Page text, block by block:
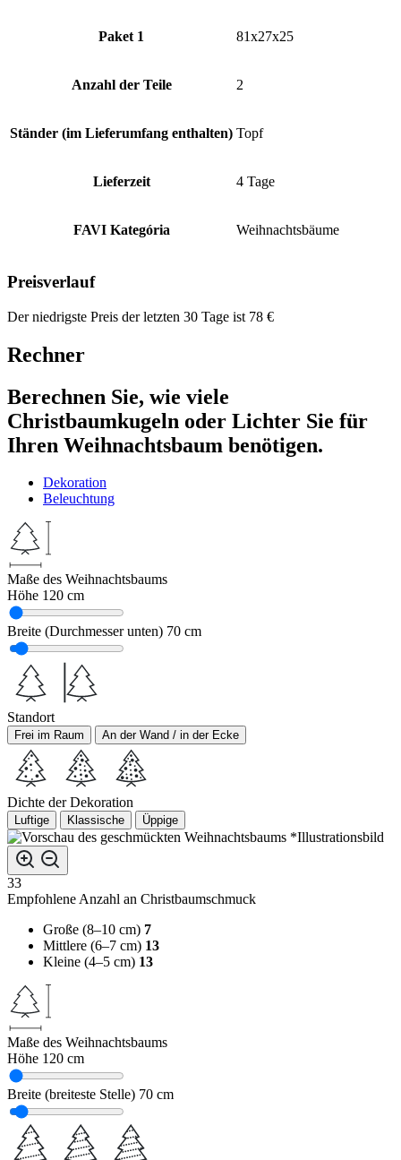
Paket 1 81x27x25
Anzahl der Teile 2
Ständer (im Lieferumfang enthalten) Topf
Lieferzeit 4 Tage
FAVI Kategória Weihnachtsbäume
Preisverlauf
Der niedrigste Preis der letzten 30 Tage ist 78 €
Rechner
Berechnen Sie, wie viele
Christbaumkugeln oder Lichter Sie für
Ihren Weihnachtsbaum benötigen.
Dekoration
Beleuchtung
Maße des Weihnachtsbaums
Höhe 120 cm
Breite (Durchmesser unten) 70 cm
Standort
Frei im Raum An der Wand / in der Ecke
Dichte der Dekoration
Luftige Klassische Üppige
*Illustrationsbild
33
Empfohlene Anzahl an Christbaumschmuck
Große (8–10 cm) 7
Mittlere (6–7 cm) 13
Kleine (4–5 cm) 13
Maße des Weihnachtsbaums
Höhe 120 cm
Breite (breiteste Stelle) 70 cm